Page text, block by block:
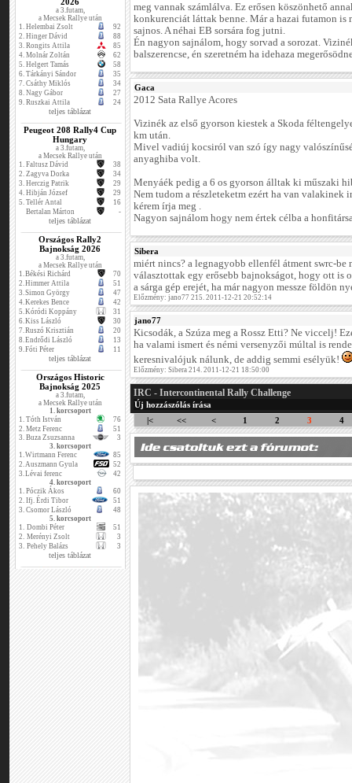
a 3.futam,
a Mecsek Rallye után
1. Helembai Zsolt
92
2. Hinger Dávid
88
3. Rongits Attila
85
4. Molnár Zoltán
62
5. Helgert Tamás
58
6. Tárkányi Sándor
35
7. Csáthy Miklós
34
8. Nagy Gábor
27
9. Ruszkai Attila 24
teljes táblázat
Peugeot 208 Rally4 Cup
Hungary
a 3.futam,
a Mecsek Rallye után
1. Faltusz Dávid
38
2. Zagyva Dorka
34
3. Herczig Patrik
29
4. Hibján József
29
5. Tellér Antal
16
Bertalan Márton
-
teljes táblázat
Országos Rally2
Bajnokság 2026
a 3.futam,
a Mecsek Rallye után
1.Békési Richárd
70
2.Himmer Attila
51
3.Simon György
47
4.Kerekes Bence
42
5.Kóródi Koppány
31
6.Kiss László
30
7.Ruszó Krisztián
20
8.Endrődi László
13
9.Fóti Péter 11
teljes táblázat
Országos Historic
Bajnokság 2025
a 3.futam,
a Mecsek Rallye után
1. korcsoport
1. Tóth István
76
2. Metz Ferenc
51
3. Buza Zsuzsanna
3
3. korcsoport
1.Wirtmann Ferenc
85
2.Auszmann Gyula
52
3.Lévai ferenc
42
4. korcsoport
1. Póczik Ákos
60
2. Ifj. Érdi Tibor
51
3. Csomor László
48
5. korcsoport
1. Dombi Péter
51
2. Merényi Zsolt
3
3. Pehely Balázs 3
teljes táblázat
meg vannak számlálva. Ez erősen köszönhető
konkurenciát láttak benne. Már a hazai futamon is
sajnos. A néhai EB sorsára fog jutni.
Én nagyon sajnálom, hogy sorvad a sorozat.
balszerencse, én szeretném ha idehaza
Gaca
2012 Sata Rallye Acores
Vizinék az első gyorson kiestek a Skoda
km után.
Mivel vadiúj kocsiról van szó így nagy
anyaghiba volt.
Menyáék pedig a 6 os gyorson álltak ki műszaki
Nem tudom a részleteketm ezért ha van valakinek
kérem írja meg .
Nagyon sajnálom hogy nem értek célba a
Sibera
miért nincs? a legnagyobb ellenfél átment swrc-
választottak egy erősebb bajnokságot, hogy ott is
a sárga gép erejét, ha már nagyon messze földön
Előzmény: jano77 215. 2011-12-21 20:52:14
jano77
Kicsodák, a Szúza meg a Rossz Etti? Ne viccelj!
ha valami ismert és némi versenyzői múltal is
keresnivalójuk nálunk, de addig semmi esélyük!
Előzmény: Sibera 214. 2011-12-21 18:50:00
IRC - Intercontinental Rally Challenge
Új hozzászólás írása
|<
<< < 1 2 3 4